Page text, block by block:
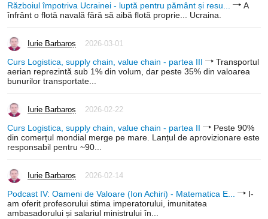
Războiul împotriva Ucrainei - luptă pentru pământ și resu...
A
înfrânt o flotă navală fără să aibă flotă proprie... Ucraina.
Iurie Barbaroș 2026-03-01
Curs Logistica, supply chain, value chain - partea III
Transportul
aerian reprezintă sub 1% din volum, dar peste 35% din valoarea
bunurilor transportate...
Iurie Barbaroș 2026-02-22
Curs Logistica, supply chain, value chain - partea II
Peste 90%
din comerțul mondial merge pe mare. Lanțul de aprovizionare este
responsabil pentru ~90...
Iurie Barbaroș 2026-02-14
Podcast IV: Oameni de Valoare (Ion Achiri) - Matematica E...
I-
am oferit profesorului stima imperatorului, imunitatea
ambasadorului și salariul ministrului în...